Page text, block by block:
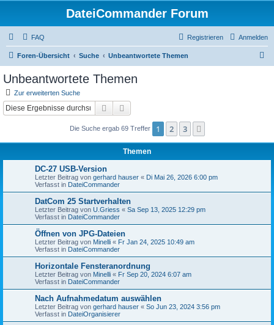
DateiCommander Forum
FAQ Anmelden
Registrieren
Foren-Übersicht Suche Unbeantwortete Themen
Unbeantwortete Themen
Zur erweiterten Suche
Suche
Die Suche ergab 69 Treffer 1 2 3
Themen
DC-27 USB-Version
Letzter Beitrag von gerhard hauser « Di Mai 26, 2026 6:00 pm
Verfasst in DateiCommander
DatCom 25 Startverhalten
Letzter Beitrag von U.Griess « Sa Sep 13, 2025 12:29 pm
Verfasst in DateiCommander
Öffnen von JPG-Dateien
Letzter Beitrag von Minelli « Fr Jan 24, 2025 10:49 am
Verfasst in DateiCommander
Horizontale Fensteranordnung
Letzter Beitrag von Minelli « Fr Sep 20, 2024 6:07 am
Verfasst in DateiCommander
Nach Aufnahmedatum auswählen
Letzter Beitrag von gerhard hauser « So Jun 23, 2024 3:56 pm
Verfasst in DateiOrganisierer